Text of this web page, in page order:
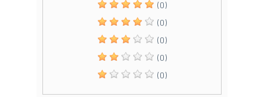
(0)
(0)
(0)
(0)
(0)